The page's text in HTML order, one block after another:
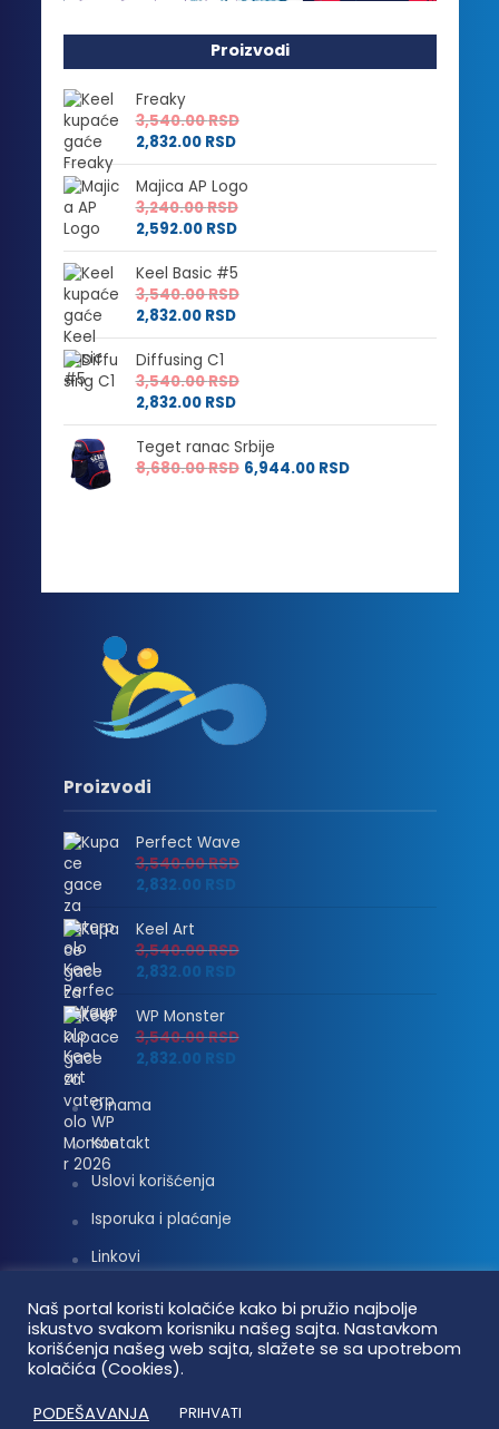
Proizvodi
Freaky
3,540.00RSD
2,832.00 RSD
Majica AP Logo
3,240.00RSD
2,592.00 RSD
Keel Basic #5
3,540.00RSD
2,832.00 RSD
Diffusing C1
3,540.00RSD
2,832.00 RSD
Teget ranac Srbije
8,680.00RSD 6,944.00 RSD
Proizvodi
Perfect Wave
3,540.00RSD
2,832.00 RSD
Keel Art
3,540.00RSD
2,832.00 RSD
WP Monster
3,540.00RSD
2,832.00 RSD
O nama
Kontakt
Uslovi korišćenja
Isporuka i plaćanje
Linkovi
Vaterpolo vesti © 2026. Sva prava zadržana.
Naš portal koristi kolačiće kako bi pružio najbolje
iskustvo svakom korisniku našeg sajta. Nastavkom
korišćenja našeg web sajta, slažete se sa upotrebom
kolačića (Cookies).
PODEŠAVANJA
PRIHVATI